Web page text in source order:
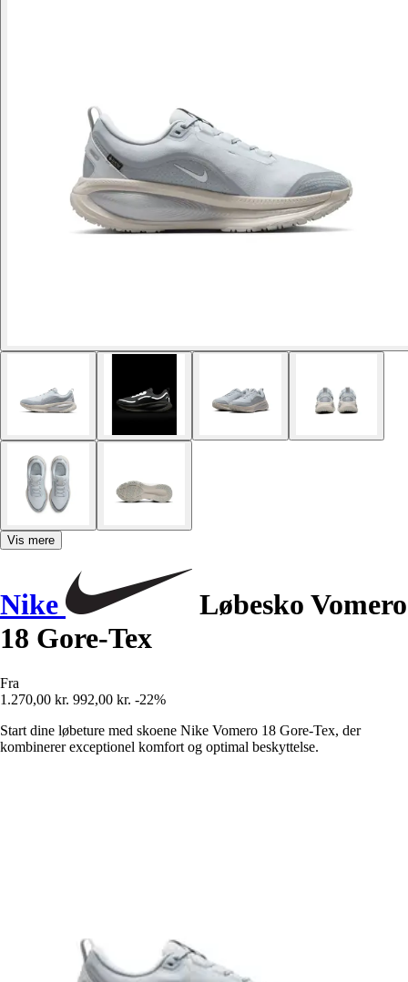
Vis mere
Nike
Løbesko Vomero
18 Gore-Tex
Fra
1.270,00 kr. 992,00 kr. -22%
Start dine løbeture med skoene Nike Vomero 18 Gore-Tex, der
kombinerer exceptionel komfort og optimal beskyttelse.